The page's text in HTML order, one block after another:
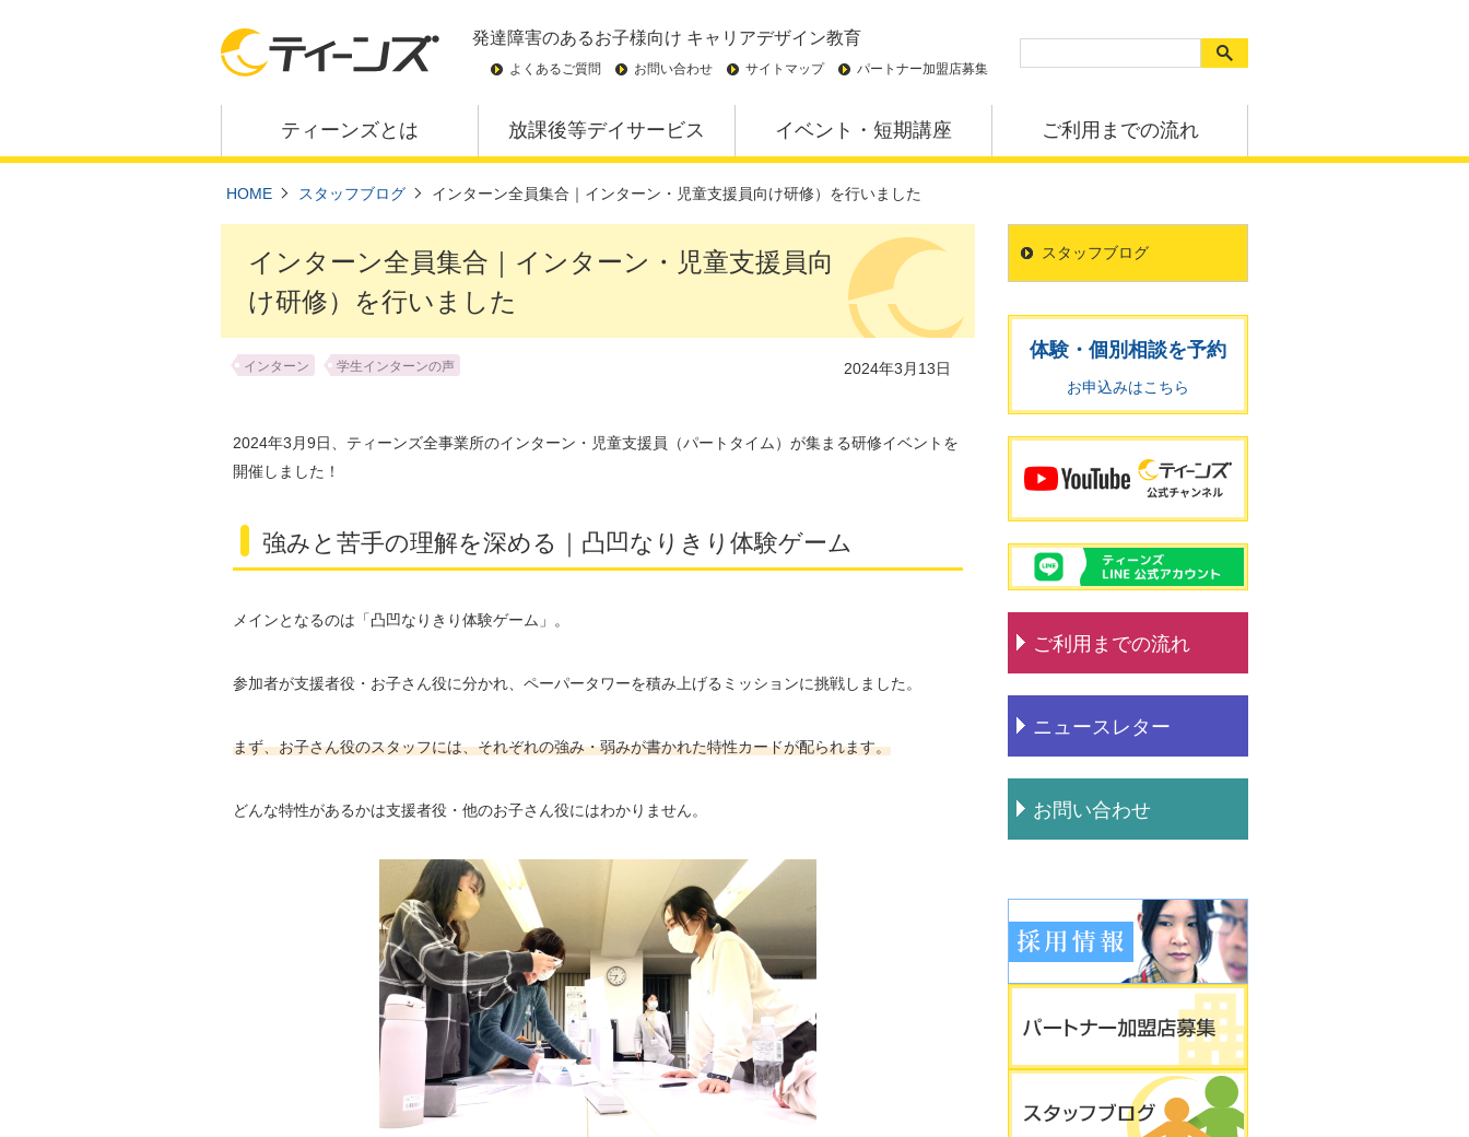
発達障害のあるお子様向け キャリアデザイン教育
よくあるご質問 お問い合わせ サイトマップ パートナー加盟店募集
ティーンズとは 放課後等デイサービス イベント・短期講座 ご利用までの流れ
HOME スタッフブログ インターン全員集合｜インターン・児童支援員向け研修）を行いました
インターン全員集合｜インターン・児童支援員向
け研修）を行いました
インターン 学生インターンの声 2024年3月13日
2024年3月9日、ティーンズ全事業所のインターン・児童支援員（パートタイム）が集まる研修イベントを
開催しました！
強みと苦手の理解を深める｜凸凹なりきり体験ゲーム
メインとなるのは「凸凹なりきり体験ゲーム」。
参加者が支援者役・お子さん役に分かれ、ペーパータワーを積み上げるミッションに挑戦しました。
まず、お子さん役のスタッフには、それぞれの強み・弱みが書かれた特性カードが配られます。
どんな特性があるかは支援者役・他のお子さん役にはわかりません。
スタッフブログ
体験・個別相談を予約
お申込みはこちら
ご利用までの流れ
ニュースレター
お問い合わせ